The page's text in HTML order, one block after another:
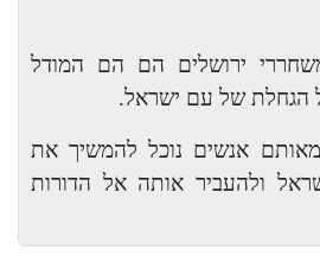
ירושלים הם הם המודל
הגחלת של עם ישראל.
אנשים נוכל להמשיך את
ולהעביר אותה אל הדורות